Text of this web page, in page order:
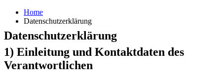
Home
Datenschutzerklärung
Datenschutzerklärung
1) Einleitung und Kontaktdaten des
Verantwortlichen